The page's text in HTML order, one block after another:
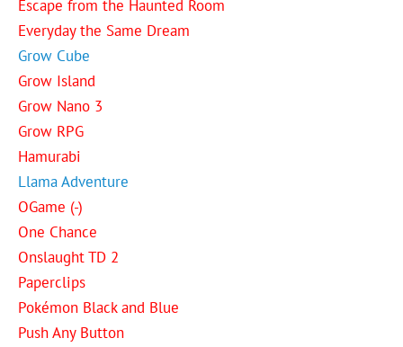
Escape from the Haunted Room
Everyday the Same Dream
Grow Cube
Grow Island
Grow Nano 3
Grow RPG
Hamurabi
Llama Adventure
OGame (-)
One Chance
Onslaught TD 2
Paperclips
Pokémon Black and Blue
Push Any Button